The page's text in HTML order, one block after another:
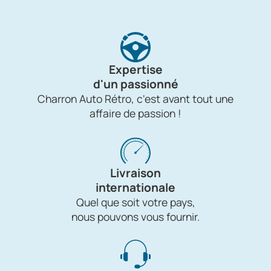
Expertise
d'un passionné
Charron Auto Rétro, c'est avant tout une
affaire de passion !
Livraison
internationale
Quel que soit votre pays,
nous pouvons vous fournir.